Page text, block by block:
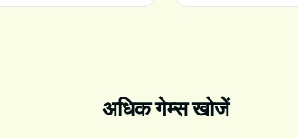
अधिक गेम्स खोजें